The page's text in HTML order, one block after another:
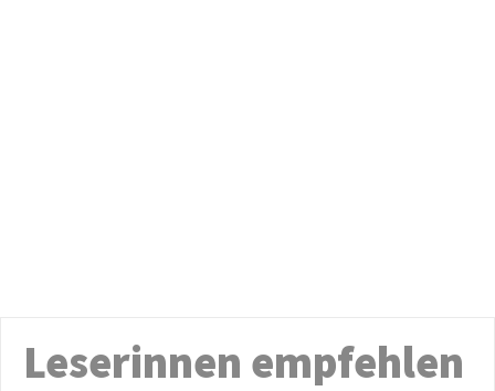
Leserinnen empfehlen